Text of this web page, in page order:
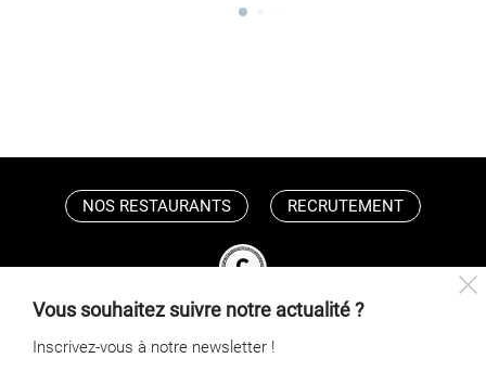
Vous souhaitez suivre notre actualité ?
Inscrivez-vous à notre newsletter !
NOS RESTAURANTS RECRUTEMENT
DEVIS